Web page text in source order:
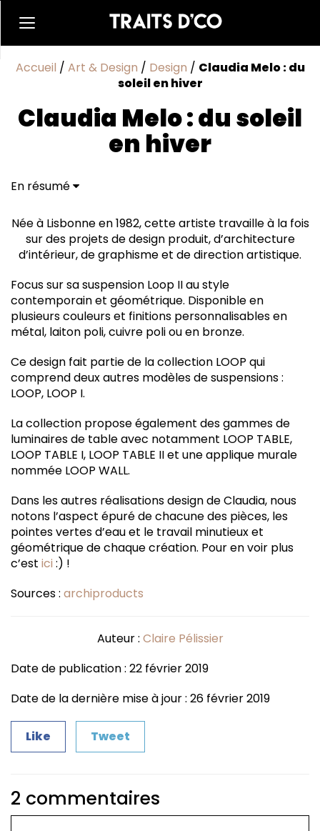
Accueil / Art & Design / Design / Claudia Melo : du
soleil en hiver
Claudia Melo : du soleil
en hiver
En résumé
Née à Lisbonne en 1982, cette artiste travaille à la fois
sur des projets de design produit, d’architecture
d’intérieur, de graphisme et de direction artistique.
Focus sur sa suspension Loop II au style
contemporain et géométrique. Disponible en
plusieurs couleurs et finitions personnalisables en
métal, laiton poli, cuivre poli ou en bronze.
Ce design fait partie de la collection LOOP qui
comprend deux autres modèles de suspensions :
LOOP, LOOP I.
La collection propose également des gammes de
luminaires de table avec notamment LOOP TABLE,
LOOP TABLE I, LOOP TABLE II et une applique murale
nommée LOOP WALL.
Dans les autres réalisations design de Claudia, nous
notons l’aspect épuré de chacune des pièces, les
pointes vertes d’eau et le travail minutieux et
géométrique de chaque création. Pour en voir plus
c’est ici :) !
Sources : archiproducts
Auteur : Claire Pélissier
Date de publication : 22 février 2019
Date de la dernière mise à jour : 26 février 2019
Like Tweet
2 commentaires